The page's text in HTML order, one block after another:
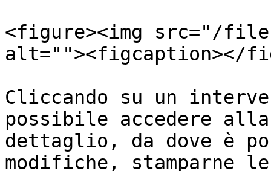
<figure><img src="/
alt=""><figcaption></
Cliccando su un
possibile accedere
dettaglio, da dove è
modifiche,